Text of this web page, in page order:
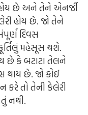
હોય છે અને તેને એનર્જી
હોય છે. જો તેને
દિવસ
મહેસૂસ થશે.
છે કે બટાટા તેલને
થાય છે. જો કોઈ
કરે તો તેની કેલેરી
નથી.